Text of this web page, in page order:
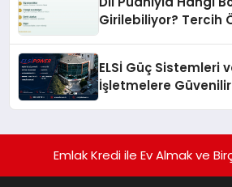
Girilebiliyor? Tercih
ELSİ Güç Sistemleri
İşletmelere
Emlak Kredi ile Ev Almak ve